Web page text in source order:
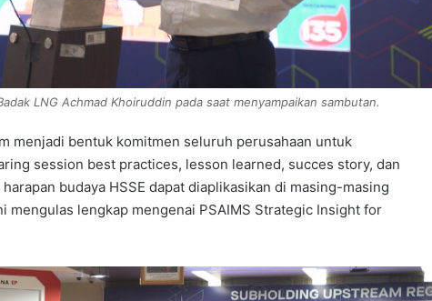
LNG Achmad Khoiruddin pada saat menyampaikan sambutan.
menjadi bentuk komitmen seluruh perusahaan untuk
session best practices, lesson learned, succes story, dan
budaya HSSE dapat diaplikasikan di masing-masing
mengulas lengkap mengenai PSAIMS Strategic Insight for